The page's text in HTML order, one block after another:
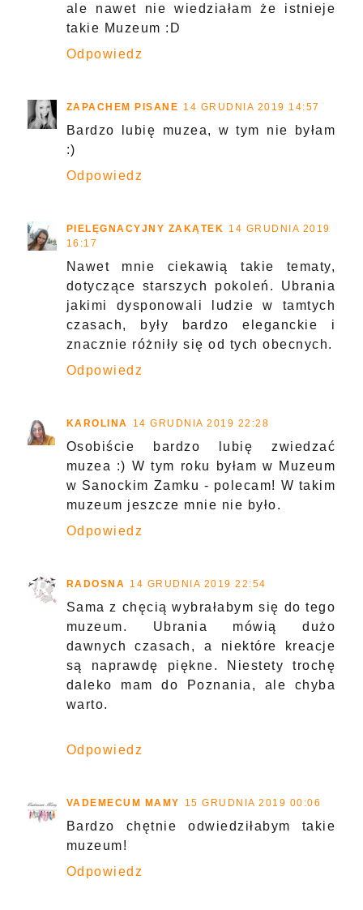
ale nawet nie wiedziałam że istnieje
takie Muzeum :D
Odpowiedz
ZAPACHEM PISANE 14 GRUDNIA 2019 14:57
Bardzo lubię muzea, w tym nie byłam
:)
Odpowiedz
PIELĘGNACYJNY ZAKĄTEK 14 GRUDNIA 2019
16:17
Nawet mnie ciekawią takie tematy,
dotyczące starszych pokoleń. Ubrania
jakimi dysponowali ludzie w tamtych
czasach, były bardzo eleganckie i
znacznie różniły się od tych obecnych.
Odpowiedz
KAROLINA 14 GRUDNIA 2019 22:28
Osobiście bardzo lubię zwiedzać
muzea :) W tym roku byłam w Muzeum
w Sanockim Zamku - polecam! W takim
muzeum jeszcze mnie nie było.
Odpowiedz
RADOSNA 14 GRUDNIA 2019 22:54
Sama z chęcią wybrałabym się do tego
muzeum. Ubrania mówią dużo
dawnych czasach, a niektóre kreacje
są naprawdę piękne. Niestety trochę
daleko mam do Poznania, ale chyba
warto.
Odpowiedz
VADEMECUM MAMY 15 GRUDNIA 2019 00:06
Bardzo chętnie odwiedziłabym takie
muzeum!
Odpowiedz